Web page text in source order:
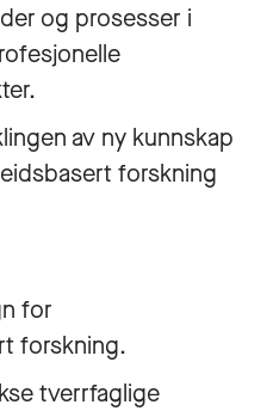
og prosesser i
av ny kunnskap
forskning
for
forskning.
tverrfaglige